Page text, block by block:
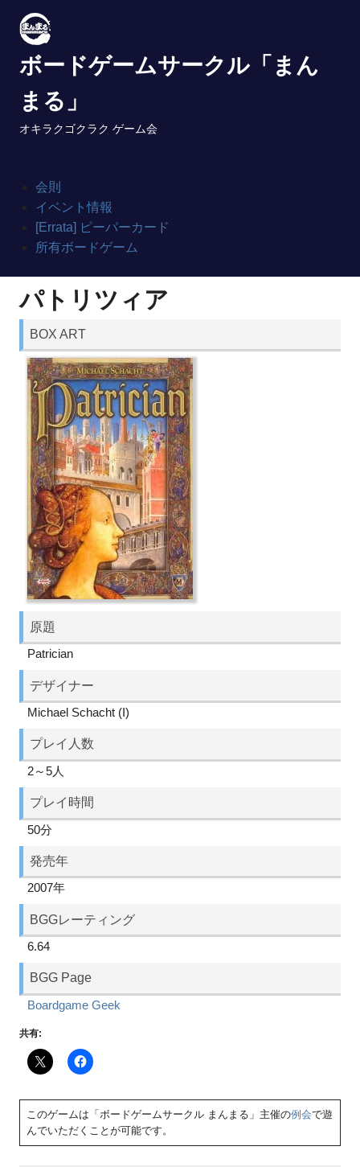
content
ボードゲームサークル「まん
まる」
オキラクゴクラク ゲーム会
会則
イベント情報
[Errata] ピーパーカード
所有ボードゲーム
パトリツィア
BOX ART
原題
Patrician
デザイナー
Michael Schacht (I)
プレイ人数
2～5人
プレイ時間
50分
発売年
2007年
BGGレーティング
6.64
BGG Page
Boardgame Geek
共有:
このゲームは「ボードゲームサークル まんまる」主催の例会で遊
んでいただくことが可能です。